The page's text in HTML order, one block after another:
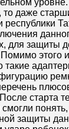
то даже
для защиты
этого
такие
старта
понять,
защиты